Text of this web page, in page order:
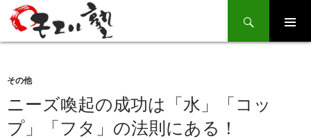
Search
SKIP
TO
その他
ニーズ喚起の成功は「水」「コッ
プ」「フタ」の法則にある！